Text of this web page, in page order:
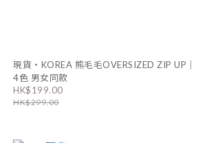
現貨・KOREA 熊毛毛OVERSIZED ZIP UP｜
4色 男女同款
HK$199.00
HK$299.00